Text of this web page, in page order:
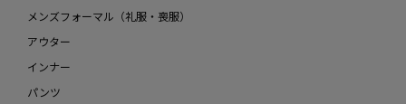
メンズフォーマル（礼服・喪服）
アウター
インナー
パンツ